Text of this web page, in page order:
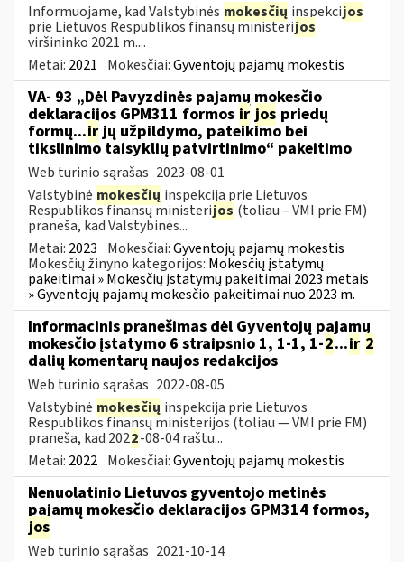
Informuojame, kad Valstybinės mokesčių inspekcijos
prie Lietuvos Respublikos finansų ministerijos
viršininko 2021 m....
Metai: 2021 Mokesčiai:Gyventojų pajamų mokestis
VA- 93 „Dėl Pavyzdinės pajamų mokesčio
deklaracijos GPM311 formos ir jos priedų
formų...irjų užpildymo, pateikimo bei
tikslinimo taisyklių patvirtinimo“ pakeitimo
Web turinio sąrašas 2023-08-01
Valstybinė mokesčių inspekcija prie Lietuvos
Respublikos finansų ministerijos (toliau – VMI prie FM)
praneša, kad Valstybinės...
Metai: 2023 Mokesčiai:Gyventojų pajamų mokestis
Mokesčių žinyno kategorijos: Mokesčių įstatymų
pakeitimai » Mokesčių įstatymų pakeitimai 2023 metais
» Gyventojų pajamų mokesčio pakeitimai nuo 2023 m.
Informacinis pranešimas dėl Gyventojų pajamų
mokesčio įstatymo 6 straipsnio 1, 1-1, 1-2...ir 2
dalių komentarų naujos redakcijos
Web turinio sąrašas 2022-08-05
Valstybinė mokesčių inspekcija prie Lietuvos
Respublikos finansų ministerijos (toliau — VMI prie FM)
praneša, kad 2022-08-04 raštu...
Metai: 2022 Mokesčiai:Gyventojų pajamų mokestis
Nenuolatinio Lietuvos gyventojo metinės
pajamų mokesčio deklaracijos GPM314 formos,
jos
Web turinio sąrašas 2021-10-14